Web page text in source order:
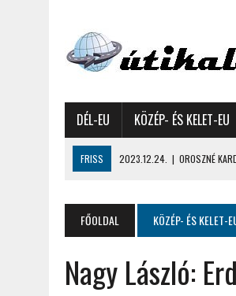
DÉL-EU KÖZÉP- ÉS KELET-EU
FRISS 2023.12.24. | OROSZNÉ
2023.11.17.
GYŐRFFY ÁRPÁD: NAGY
2022.12.21. | VALLÁSOK FELETTI
OROSZNÉ KARDOS
2022.03.08. | GYŐRFFY GYULA – A
FŐOLDAL KÖZÉP- ÉS KELET-
Nagy László: